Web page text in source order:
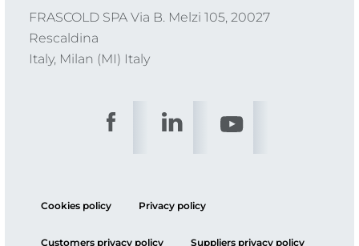
FRASCOLD SPA Via B. Melzi 105, 20027
Rescaldina
Italy, Milan (MI) Italy
Cookies policy Privacy policy